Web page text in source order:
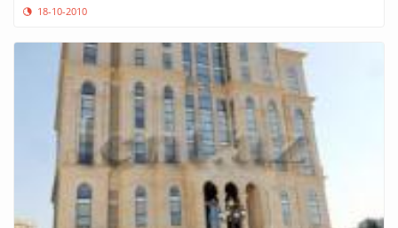
18-10-2010